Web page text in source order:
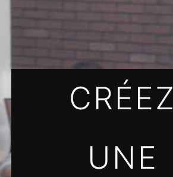
CRÉEZ
UNE